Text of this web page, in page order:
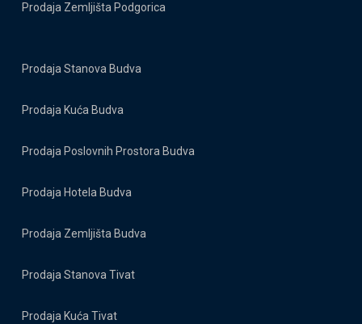
Prodaja Zemljišta Podgorica
Prodaja Stanova Budva
Prodaja Kuća Budva
Prodaja Poslovnih Prostora Budva
Prodaja Hotela Budva
Prodaja Zemljišta Budva
Prodaja Stanova Tivat
Prodaja Kuća Tivat